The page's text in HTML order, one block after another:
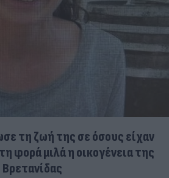
τη ζωή της σε όσους είχαν
φορά μιλά η οικογένεια της
Βρετανίδας